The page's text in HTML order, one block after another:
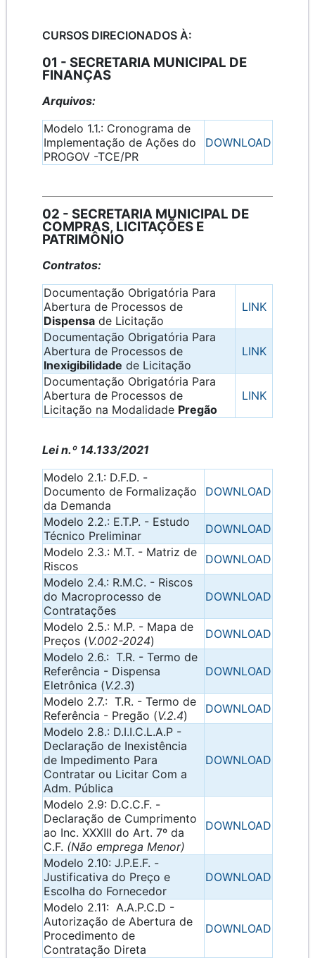
CURSOS DIRECIONADOS À:
01 - SECRETARIA MUNICIPAL DE
FINANÇAS
Arquivos:
Modelo 1.1.: Cronograma de
Implementação de Ações do
PROGOV -TCE/PR
DOWNLOAD
02 - SECRETARIA MUNICIPAL DE
COMPRAS, LICITAÇÕES E
PATRIMÔNIO
Contratos:
Documentação Obrigatória Para
Abertura de Processos de
Dispensa de Licitação
LINK
Documentação Obrigatória Para
Abertura de Processos de
Inexigibilidade de Licitação
LINK
Documentação Obrigatória Para
Abertura de Processos de
Licitação na Modalidade Pregão
LINK
Lei n.º 14.133/2021
Modelo 2.1.: D.F.D. -
Documento de Formalização
da Demanda
DOWNLOAD
Modelo 2.2.: E.T.P. - Estudo
Técnico Preliminar
DOWNLOAD
Modelo 2.3.: M.T. - Matriz de
Riscos
DOWNLOAD
Modelo 2.4.: R.M.C. - Riscos
do Macroprocesso de
Contratações
DOWNLOAD
Modelo 2.5.: M.P. - Mapa de
Preços (V.002-2024)
DOWNLOAD
Modelo 2.6.: T.R. - Termo de
Referência - Dispensa
Eletrônica (V.2.3)
DOWNLOAD
Modelo 2.7.: T.R. - Termo de
Referência - Pregão (V.2.4)
DOWNLOAD
Modelo 2.8.: D.I.I.C.L.A.P -
Declaração de Inexistência
de Impedimento Para
Contratar ou Licitar Com a
Adm. Pública
DOWNLOAD
Modelo 2.9: D.C.C.F. -
Declaração de Cumprimento
ao Inc. XXXIII do Art. 7º da
C.F. (Não emprega Menor)
DOWNLOAD
Modelo 2.10: J.P.E.F. -
Justificativa do Preço e
Escolha do Fornecedor
DOWNLOAD
Modelo 2.11: A.A.P.C.D -
Autorização de Abertura de
Procedimento de
Contratação Direta
DOWNLOAD